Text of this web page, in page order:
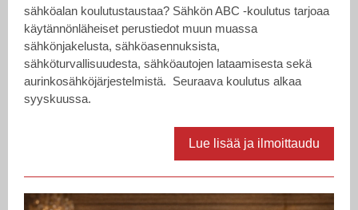
sähköalan koulutustaustaa? Sähkön ABC -koulutus tarjoaa
käytännönläheiset perustiedot muun muassa
sähkönjakelusta, sähköasennuksista,
sähköturvallisuudesta, sähköautojen lataamisesta sekä
aurinkosähköjärjestelmistä. Seuraava koulutus alkaa
syyskuussa.
Lue lisää ja ilmoittaudu